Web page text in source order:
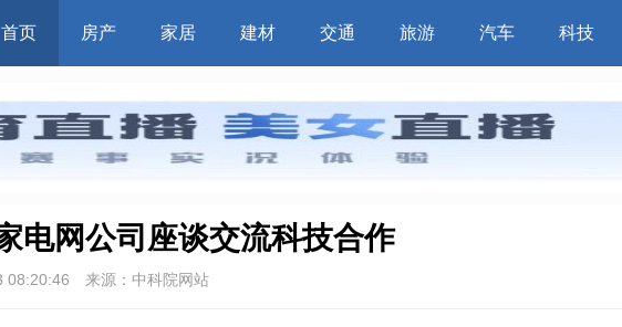
首页 房产 家居 建材 交通 旅游 汽车 科技
电网公司座谈交流科技合作
08:20:46 来源：中科院网站